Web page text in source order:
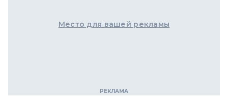
Место для вашей рекламы